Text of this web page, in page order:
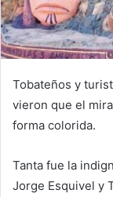
Tobateños y
vieron que el
forma colorida.
Tanta fue la
Jorge Esquivel y